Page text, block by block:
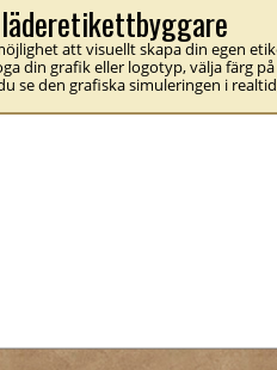
att visuellt skapa din egen
din grafik eller logotyp, välja färg
se den grafiska simuleringen i